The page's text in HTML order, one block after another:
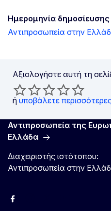
Ημερομηνία δημοσίευσης
Αντιπροσωπεία στην
Αξιολογήστε αυτή τη
ή υποβάλετε
Αντιπροσωπεία της
Ελλάδα
Διαχειριστής ιστότοπου:
Αντιπροσωπεία στην
Facebook